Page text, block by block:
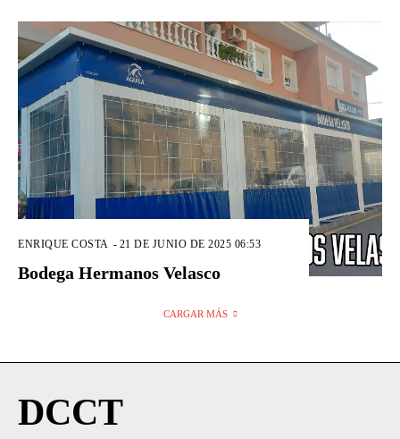
ENRIQUE COSTA - 21 DE JUNIO DE 2025 06:53
Bodega Hermanos Velasco
CARGAR MÁS
DCCT